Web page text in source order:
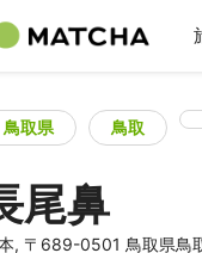
鳥取県 鳥取
尾鼻
, 〒689-0501 鳥取県鳥